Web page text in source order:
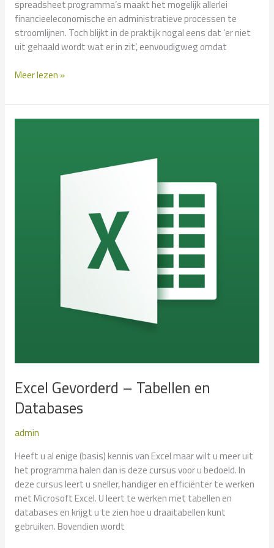
spreadsheet programma’s maakt het mogelijk allerlei
financieeleconomische en administratieve processen te
stroomlijnen. Toch blijkt in de praktijk nogal eens dat ‘er niet
uit gehaald wordt wat er in zit’, eenvoudigweg omdat
Excel
Financials
Meer lezen »
Excel Gevorderd – Tabellen en
Databases
admin
Heeft u al enige (basis) kennis van Excel maar wilt u meer uit
het programma halen dan is deze cursus voor u bedoeld. In
deze cursus leert u sneller, handiger en efficiënter te werken
met Microsoft Excel. U leert te werken met tabellen en
databases en krijgt u te zien hoe u draaitabellen kunt
gebruiken. Bovendien wordt